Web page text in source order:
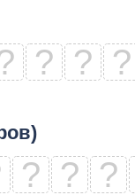
? ? ?
? ? ?